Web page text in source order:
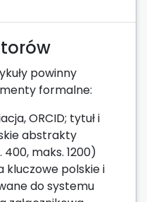
powinny
formalne:
ORCID; tytuł i
abstrakty
maks. 1200)
kluczowe polskie i
do systemu